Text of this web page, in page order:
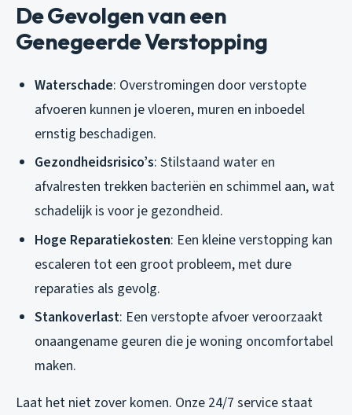
De Gevolgen van een
Genegeerde Verstopping
Waterschade: Overstromingen door verstopte
afvoeren kunnen je vloeren, muren en inboedel
ernstig beschadigen.
Gezondheidsrisico’s: Stilstaand water en
afvalresten trekken bacteriën en schimmel aan, wat
schadelijk is voor je gezondheid.
Hoge Reparatiekosten: Een kleine verstopping kan
escaleren tot een groot probleem, met dure
reparaties als gevolg.
Stankoverlast: Een verstopte afvoer veroorzaakt
onaangename geuren die je woning oncomfortabel
maken.
Laat het niet zover komen. Onze 24/7 service staat